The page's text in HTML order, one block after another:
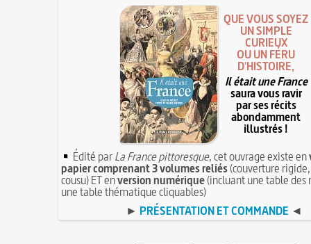
QUE VOUS SOYEZ
UN SIMPLE
CURIEUX
OU UN FÉRU
D'HISTOIRE,
Il était une France
saura vous ravir
par ses récits
abondamment
illustrés !
Édité parLa France pittoresque, cet ouvrage existe en
papier comprenant 3 volumes reliés(couverture
cousu) ET enversion numérique(incluant une table des
une table thématique cliquables)
► PRÉSENTATION ET COMMANDE ◄